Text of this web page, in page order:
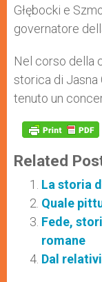
Głębocki e
governatore
Nel corso della
storica di Jasna
tenuto un
Related
La storia
Quale
Fede,
romane
Dal